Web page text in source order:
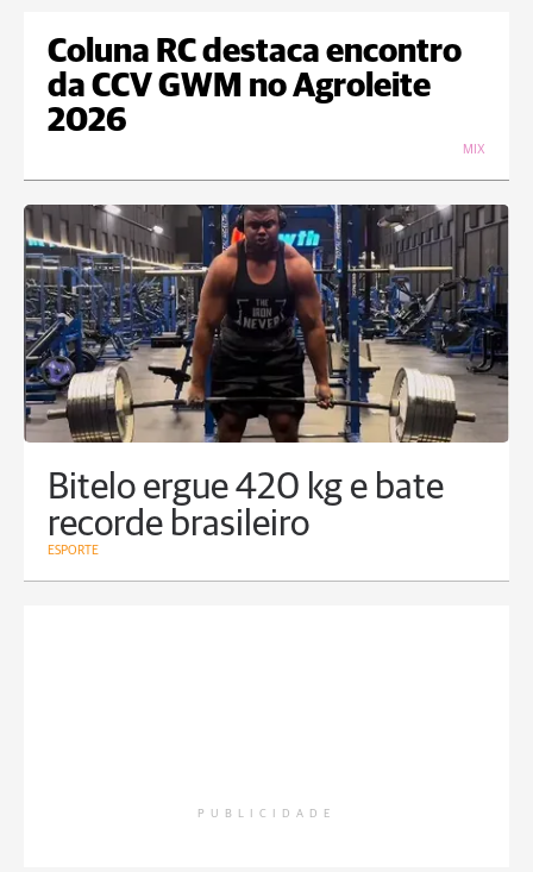
Coluna RC destaca encontro
da CCV GWM no Agroleite
2026
MIX
Bitelo ergue 420 kg e bate
recorde brasileiro
ESPORTE
PUBLICIDADE